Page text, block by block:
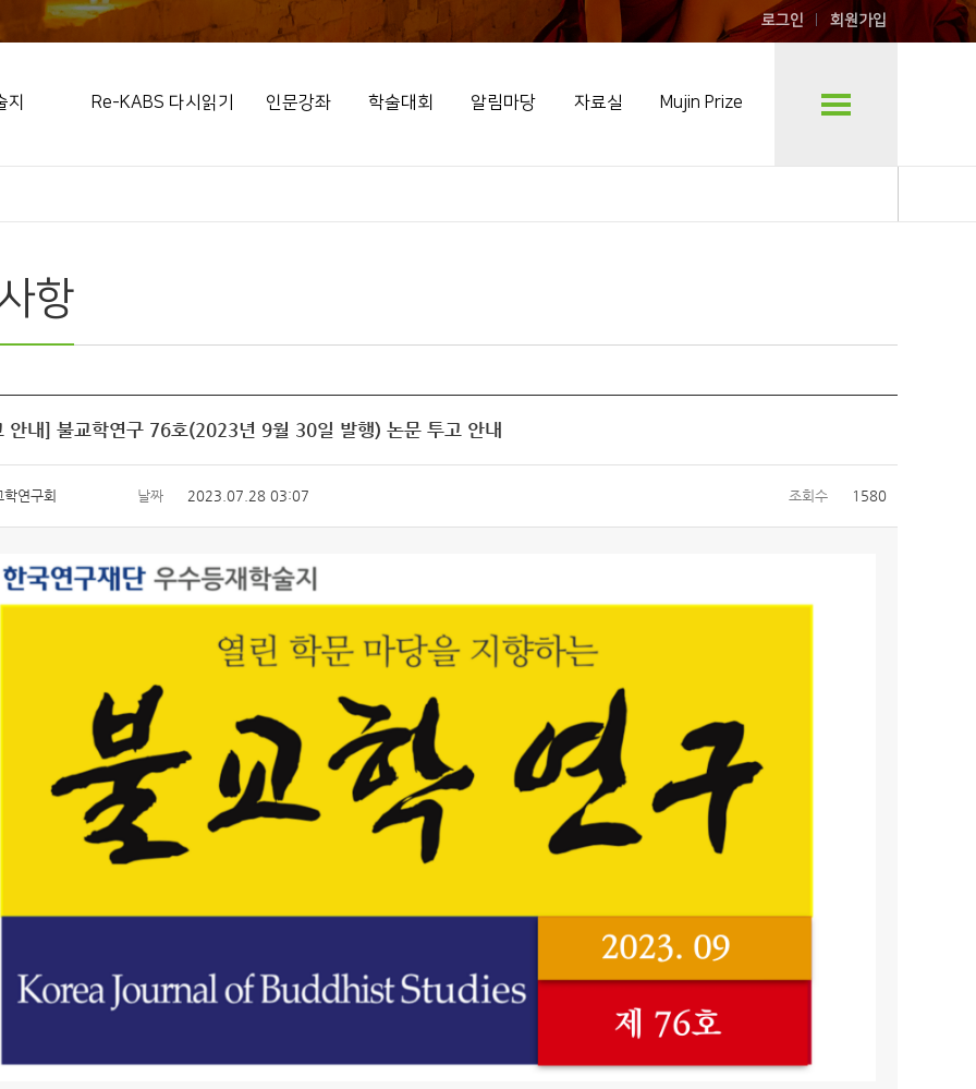
로그인 회원가입
지 Re-KABS 다시읽기 인문강좌 학술대회 알림마당 자료실 Mujin Prize
항
안내] 불교학연구 76호(2023년 9월 30일 발행) 논문 투고 안내
학연구회 날짜 2023.07.28 03:07 조회수 1580